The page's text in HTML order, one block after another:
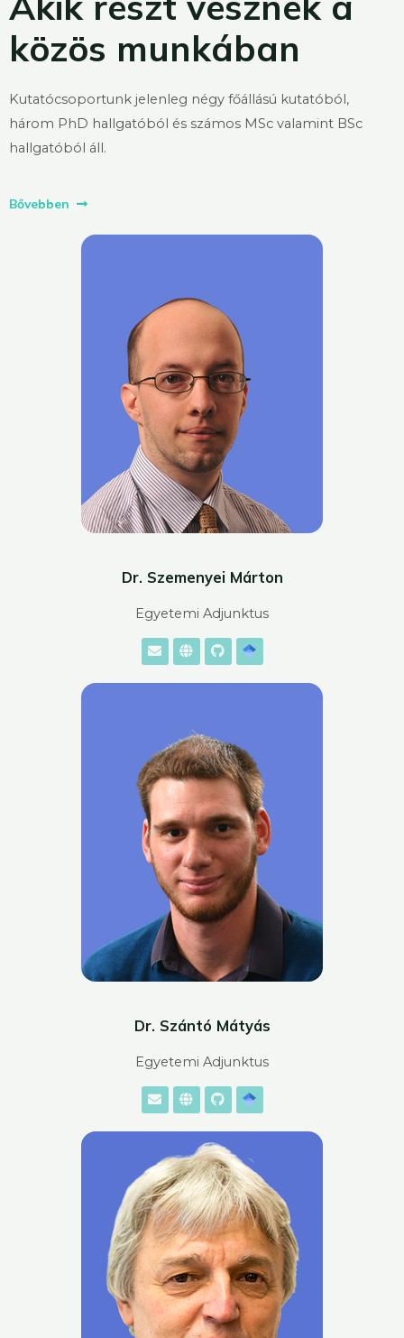
közös munkában
Kutatócsoportunk jelenleg négy főállású kutatóból,
három PhD hallgatóból és számos MSc valamint BSc
hallgatóból áll.
Bővebben
Dr. Szemenyei Márton
Egyetemi Adjunktus
Dr. Szántó Mátyás
Egyetemi Adjunktus